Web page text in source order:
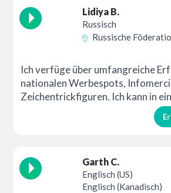
Lidiya B.
Russisch
Russische
Ich verfüge über umfangreiche
nationalen Werbespots,
Zeichentrickfiguren. Ich kann in
Garth C.
Englisch (US)
Englisch (Kanadisch)